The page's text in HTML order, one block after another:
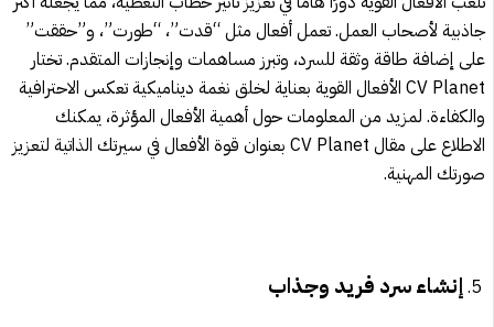
جاذبية لأصحاب العمل. تعمل أفعال مثل “قدت”، “طورت”، و”حققت”
على إضافة طاقة وثقة للسرد، وتبرز مساهمات وإنجازات المتقدم. تختار
CV Planet الأفعال القوية بعناية لخلق نغمة ديناميكية تعكس الاحترافية
والكفاءة. لمزيد من المعلومات حول أهمية الأفعال المؤثرة، يمكنك
الاطلاع على مقال CV Planet بعنوان قوة الأفعال في سيرتك الذاتية لتعزيز
صورتك المهنية.
إنشاء سرد فريد وجذاب